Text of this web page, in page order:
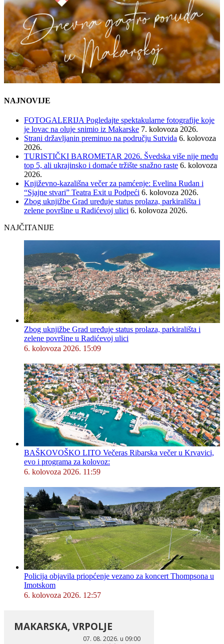
NAJNOVIJE
FOTOGALERIJA Pogledajte spektakularne fotografije koje
je lovac na oluje snimio iz Makarske 7. kolovoza 2026.
Strani državljanin preminuo na području Sutvida 6. kolovoza
2026.
TURISTIČKI BAROMETAR 2026. Švedska više nije među
top 5, ali ukrajinsko i domaće tržište snažno raste 6. kolovoza
2026.
Književno-kazališna večer za pamćenje: Evelina Rudan i
“Sjajne stvari” Teatra Exit u Podpeći 6. kolovoza 2026.
Zbog uknjižbe Grad uređuje status prolaza, parkirališta i
zelene površine u Radićevoj ulici 6. kolovoza 2026.
NAJČITANIJE
Zbog uknjižbe Grad uređuje status prolaza, parkirališta i
zelene površine u Radićevoj ulici
6. kolovoza 2026. 15:09
BAŠKOVOŠKO LITO Večeras Ribarska večer u Krvavici,
evo i programa za kolovoz:
6. kolovoza 2026. 11:59
Policija objavila priopćenje vezano za koncert Thompsona u
Imotskom
6. kolovoza 2026. 12:57